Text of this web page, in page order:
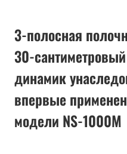
3-полосная
30-
динамик
впервые
модели NS-1000M